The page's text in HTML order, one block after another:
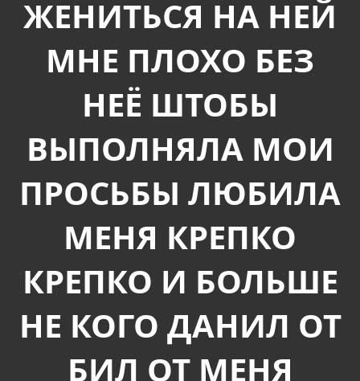
ЖЕНИТЬСЯ НА НЕЙ
МНЕ ПЛОХО БЕЗ
НЕЁ ШТОБЫ
ВЫПОЛНЯЛА МОИ
ПРОСЬБЫ ЛЮБИЛА
МЕНЯ КРЕПКО
КРЕПКО И БОЛЬШЕ
НЕ КОГО ДАНИЛ ОТ
БИЛ ОТ МЕНЯ